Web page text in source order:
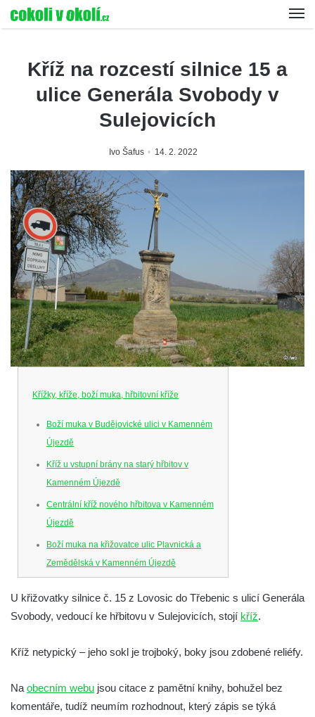
Kříž na rozcestí silnice 15 a
ulice Generála Svobody v
Sulejovicích
Ivo Šafus 14. 2. 2022
Křížky, kříže, boží muka, hřbitovní kříže
Boží muka v Budějovické ulici v Kamenném
Újezdě
Kříž u vstupní brány na starý hřbitov v
Kamenném Újezdě
Centrální kříž nového hřbitova v Kamenném
Újezdě
Boží muka na křižovatce ulic Plavnická a
Zemědělská v Kamenném Újezdě
v Kamenném Újezdě
Kříž na křižovatce ulic 5. května a Dělnická
Boží muka na křižovatce ulic Latrán a K
Malší ve Velešíně
U křižovatky silnice č. 15 z Lovosic do Třebenic s ulicí Generála
Svobody, vedoucí ke hřbitovu v Sulejovicích, stojí kříž.
Kříž netypický – jeho sokl je trojboký, boky jsou zdobené reliéfy.
Na obecním webu jsou citace z pamětní knihy, bohužel bez
komentáře, tudíž neumím rozhodnout, který zápis se týká